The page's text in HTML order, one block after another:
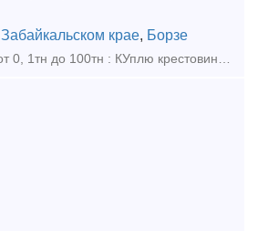
Забайкальском крае, Борзе
ВЫКУП - МВСП ж/д от 0, 1тн до 100тн : КУплю крестовины р65 р50 , любой обьем! Куплю - подкладки КБ65, КД65, Д65, ДН6-65, СК65, СД65 новые, бу Куплю - накладки 1р65, 2р65 новые, бу Куплю